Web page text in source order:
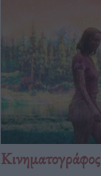
Κινηματογράφος